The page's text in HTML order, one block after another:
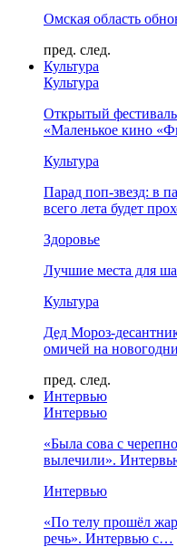
Омская область
пред. след.
Культура
Культура
Открытый
«Маленькое кино
Культура
Парад поп-звезд: в
всего лета будет
Здоровье
Лучшие места для
Культура
Дед Мороз-
омичей на
пред. след.
Интервью
Интервью
«Была сова с
вылечили».
Интервью
«По телу прошёл
речь». Интервью с…